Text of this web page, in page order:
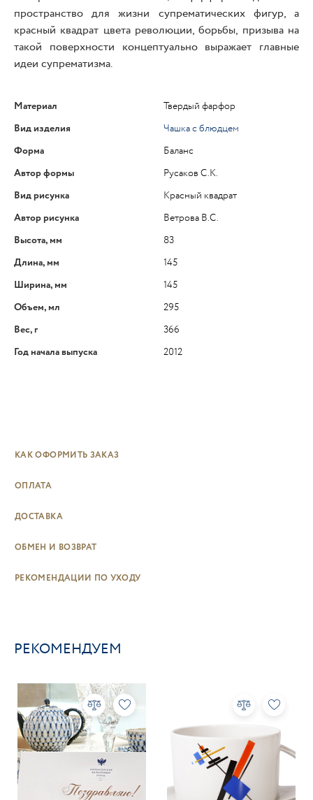
пространство для жизни супрематических фигур, а
красный квадрат цвета революции, борьбы, призыва на
такой поверхности концептуально выражает главные
идеи супрематизма.
Материал
Твердый фарфор
Вид изделия
Чашка с блюдцем
Форма
Баланс
Автор формы
Русаков С.К.
Вид рисунка
Красный квадрат
Автор рисунка
Ветрова В.С.
Высота, мм
83
Длина, мм
145
Ширина, мм
145
Объем, мл
295
Вес, г
366
Год начала выпуска
2012
КАК ОФОРМИТЬ ЗАКАЗ
ОПЛАТА
ДОСТАВКА
ОБМЕН И ВОЗВРАТ
РЕКОМЕНДАЦИИ ПО УХОДУ
РЕКОМЕНДУЕМ